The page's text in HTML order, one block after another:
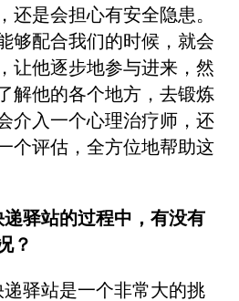
还是会担心有安全隐患。
够配合我们的时候，就会
让他逐步地参与进来，然
解他的各个地方，去锻炼
介入一个心理治疗师，还
个评估，全方位地帮助这
驿站的过程中，有没有
？
递驿站是一个非常大的挑